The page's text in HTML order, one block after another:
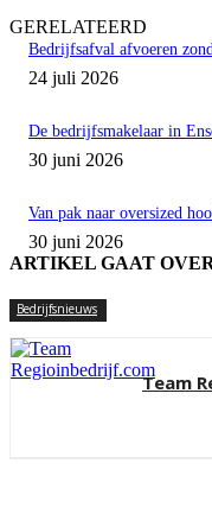
GERELATEERD
Bedrijfsafval afvoeren
24 juli 2026
De bedrijfsmakelaar in
30 juni 2026
Van pak naar oversized
30 juni 2026
ARTIKEL GAAT
Bedrijfsnieuws
Team